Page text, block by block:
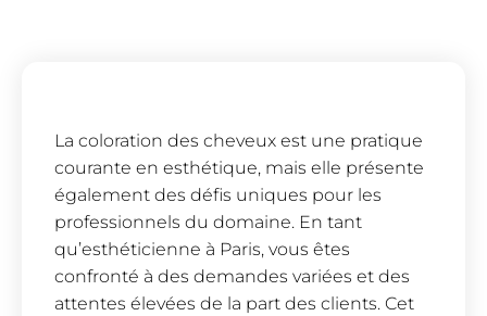
La coloration des cheveux est une pratique
courante en esthétique, mais elle présente
également des défis uniques pour les
professionnels du domaine. En tant
qu’esthéticienne à Paris, vous êtes
confronté à des demandes variées et des
attentes élevées de la part des clients. Cet